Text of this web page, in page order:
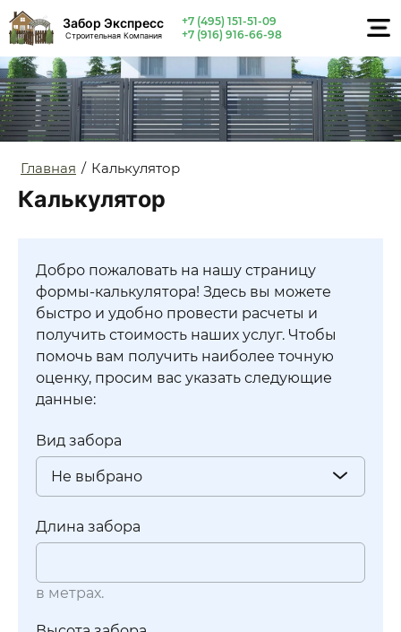
Забор Экспресс
Строительная Компания
+7 (495) 151-51-09
+7 (916) 916-66-98
Главная / Калькулятор
Калькулятор
Добро пожаловать на нашу страницу
формы-калькулятора! Здесь вы можете
быстро и удобно провести расчеты и
получить стоимость наших услуг. Чтобы
помочь вам получить наиболее точную
оценку, просим вас указать следующие
данные:
Вид забора
Не выбрано
Длина забора
в метрах.